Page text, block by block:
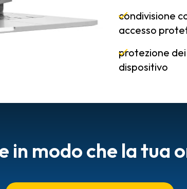
condivisione
accesso
protezione
dispositivo
in modo che la tua